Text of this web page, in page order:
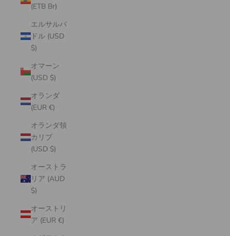
(ETB Br)
エルサルバ
ドル (USD
$)
オマーン
(USD $)
オランダ
(EUR €)
オランダ領
カリブ
(USD $)
オーストラ
リア (AUD
$)
オーストリ
ア (EUR €)